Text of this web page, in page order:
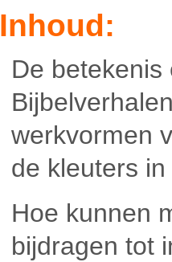
Inhoud:
De
werkvormen
de kleuters
Hoe kunnen
bijdragen tot